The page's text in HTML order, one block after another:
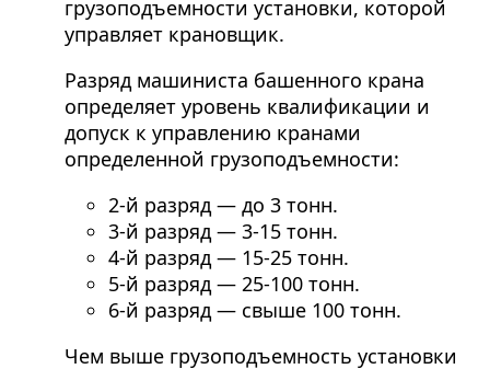
грузоподъемности установки, которой
управляет крановщик.
Разряд машиниста башенного крана
определяет уровень квалификации и
допуск к управлению кранами
определенной грузоподъемности:
2-й разряд — до 3 тонн.
3-й разряд — 3-15 тонн.
4-й разряд — 15-25 тонн.
5-й разряд — 25-100 тонн.
6-й разряд — свыше 100 тонн.
Чем выше грузоподъемность установки